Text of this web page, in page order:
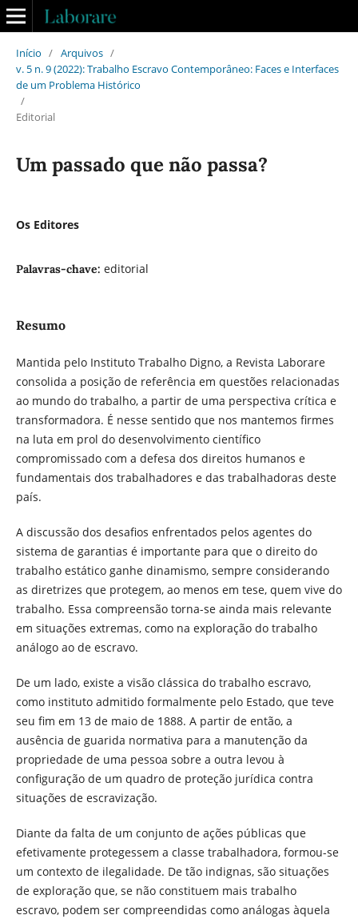
Início / Arquivos /
v. 5 n. 9 (2022): Trabalho Escravo Contemporâneo: Faces e Interfaces
de um Problema Histórico
/
Editorial
Um passado que não passa?
Os Editores
Palavras-chave: editorial
Resumo
Mantida pelo Instituto Trabalho Digno, a Revista Laborare
consolida a posição de referência em questões relacionadas
ao mundo do trabalho, a partir de uma perspectiva crítica e
transformadora. É nesse sentido que nos mantemos firmes
na luta em prol do desenvolvimento científico
compromissado com a defesa dos direitos humanos e
fundamentais dos trabalhadores e das trabalhadoras deste
país.
A discussão dos desafios enfrentados pelos agentes do
sistema de garantias é importante para que o direito do
trabalho estático ganhe dinamismo, sempre considerando
as diretrizes que protegem, ao menos em tese, quem vive do
trabalho. Essa compreensão torna-se ainda mais relevante
em situações extremas, como na exploração do trabalho
análogo ao de escravo.
De um lado, existe a visão clássica do trabalho escravo,
como instituto admitido formalmente pelo Estado, que teve
seu fim em 13 de maio de 1888. A partir de então, a
ausência de guarida normativa para a manutenção da
propriedade de uma pessoa sobre a outra levou à
configuração de um quadro de proteção jurídica contra
situações de escravização.
Diante da falta de um conjunto de ações públicas que
efetivamente protegessem a classe trabalhadora, formou-se
um contexto de ilegalidade. De tão indignas, são situações
de exploração que, se não constituem mais trabalho
escravo, podem ser compreendidas como análogas àquela